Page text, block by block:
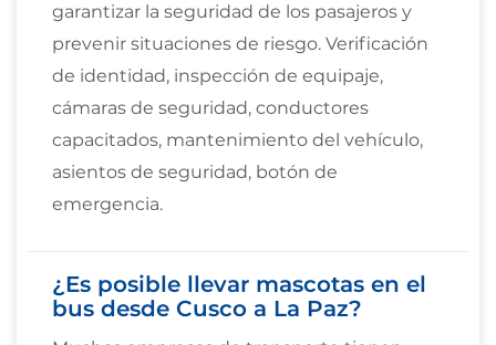
garantizar la seguridad de los pasajeros y
prevenir situaciones de riesgo. Verificación
de identidad, inspección de equipaje,
cámaras de seguridad, conductores
capacitados, mantenimiento del vehículo,
asientos de seguridad, botón de
emergencia.
¿Es posible llevar mascotas en el
bus desde Cusco a La Paz?